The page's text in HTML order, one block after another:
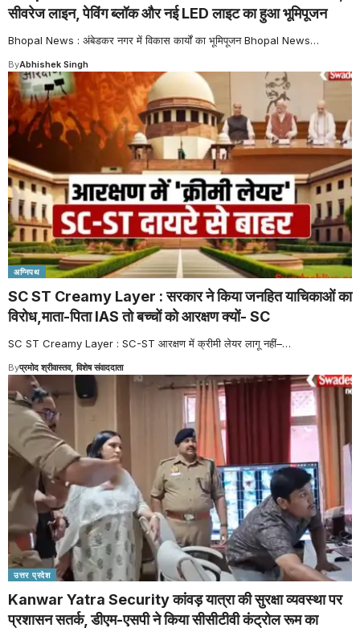
सीवरेज लाइन, पेविंग ब्लॉक और नई LED लाइट का हुआ भूमिपूजन
Bhopal News : अंबेडकर नगर में विकास कार्यों का भूमिपूजन Bhopal News…
ByAbhishek Singh
अग्निपथ
SC ST Creamy Layer : सरकार ने किया जनहित याचिकाओं का
विरोध,माता-पिता IAS तो बच्चों को आरक्षण क्यों- SC
SC ST Creamy Layer : SC-ST आरक्षण में क्रीमी लेयर लागू नहीं–…
Byप्रमोद श्रीवास्तव, विशेष संवाददाता
उत्तर प्रदेश
Kanwar Yatra Security कांवड़ यात्रा की सुरक्षा व्यवस्था पर
प्रशासन सतर्क, डीएम-एसपी ने किया सीसीटीवी कंट्रोल रूम का